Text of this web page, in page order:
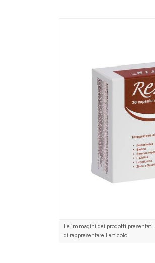
Le immagini dei prodotti
di rappresentare l'articolo.